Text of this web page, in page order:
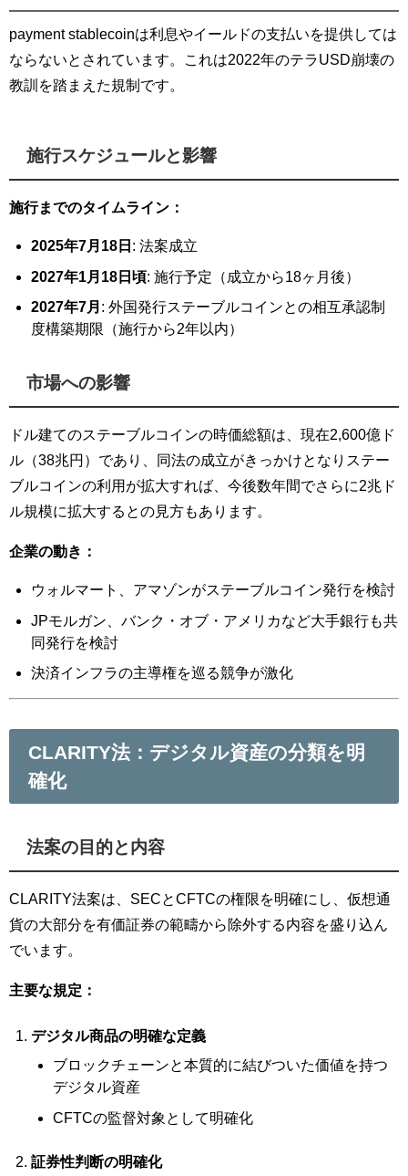
payment stablecoinは利息やイールドの支払いを提供しては
ならないとされています。これは2022年のテラUSD崩壊の
教訓を踏まえた規制です。
施行スケジュールと影響
施行までのタイムライン：
2025年7月18日 : 法案成立
2027年1月18日頃: 施行予定（成立から18ヶ月後）
2027年7月 : 外国発行ステーブルコインとの相互承認制
度構築期限（施行から2年以内）
市場への影響
ドル建てのステーブルコインの時価総額は、現在2,600億ド
ル（38兆円）であり、同法の成立がきっかけとなりステー
ブルコインの利用が拡大すれば、今後数年間でさらに2兆ド
ル規模に拡大するとの見方もあります。
企業の動き：
ウォルマート、アマゾンがステーブルコイン発行を検討
JPモルガン、バンク・オブ・アメリカなど大手銀行も共
同発行を検討
決済インフラの主導権を巡る競争が激化
CLARITY法：デジタル資産の分類を明
確化
法案の目的と内容
CLARITY法案は、SECとCFTCの権限を明確にし、仮想通
貨の大部分を有価証券の範疇から除外する内容を盛り込ん
でいます。
主要な規定：
デジタル商品の明確な定義
ブロックチェーンと本質的に結びついた価値を持つ
デジタル資産
CFTCの監督対象として明確化
証券性判断の明確化